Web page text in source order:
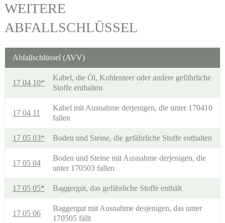
WEITERE
ABFALLSCHLÜSSEL
Abfallschlüssel (AVV)
17 04 10*
Kabel, die Öl, Kohlenteer oder andere gefährliche
Stoffe enthalten
17 04 11
Kabel mit Ausnahme derjenigen, die unter 170410
fallen
17 05 03* Boden und Steine, die gefährliche Stoffe enthalten
17 05 04
Boden und Steine mit Ausnahme derjenigen, die
unter 170503 fallen
17 05 05* Baggergut, das gefährliche Stoffe enthält
17 05 06
Baggergut mit Ausnahme desjenigen, das unter
170505 fällt